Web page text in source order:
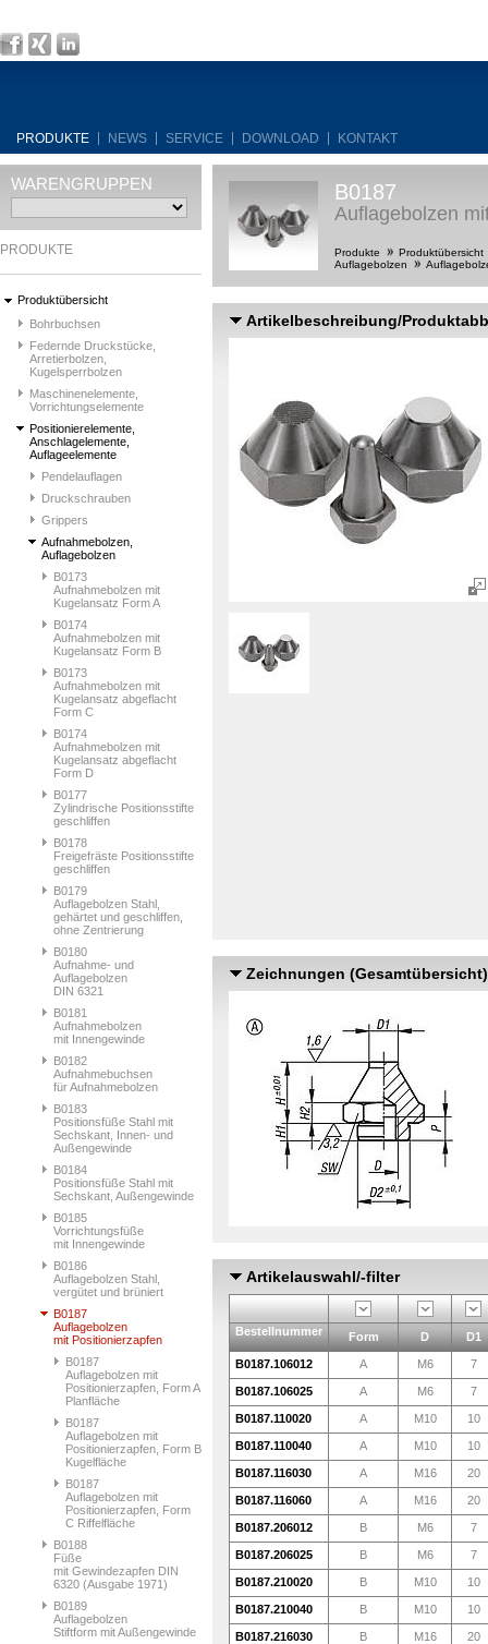
PRODUKTE NEWS SERVICE DOWNLOAD KONTAKT
WARENGRUPPEN
PRODUKTE
Produktübersicht
Bohrbuchsen
Federnde Druckstücke,
Arretierbolzen,
Kugelsperrbolzen
Maschinenelemente,
Vorrichtungselemente
Positionierelemente,
Anschlagelemente,
Auflageelemente
Pendelauflagen
Druckschrauben
Grippers
Aufnahmebolzen,
Auflagebolzen
B0173
Aufnahmebolzen mit
Kugelansatz Form A
B0174
Aufnahmebolzen mit
Kugelansatz Form B
B0173
Aufnahmebolzen mit
Kugelansatz abgeflacht
Form C
B0174
Aufnahmebolzen mit
Kugelansatz abgeflacht
Form D
B0177
Zylindrische Positionsstifte
geschliffen
B0178
Freigefräste Positionsstifte
geschliffen
B0179
Auflagebolzen Stahl,
gehärtet und geschliffen,
ohne Zentrierung
B0180
Aufnahme- und
Auflagebolzen
DIN 6321
B0181
Aufnahmebolzen
mit Innengewinde
B0182
Aufnahmebuchsen
für Aufnahmebolzen
B0183
Positionsfüße Stahl mit
Sechskant, Innen- und
Außengewinde
B0184
Positionsfüße Stahl mit
Sechskant, Außengewinde
B0185
Vorrichtungsfüße
mit Innengewinde
B0186
Auflagebolzen Stahl,
vergütet und brüniert
B0187
Auflagebolzen
mit Positionierzapfen
B0187
Auflagebolzen mit
Positionierzapfen, Form A
Planfläche
B0187
Auflagebolzen mit
Positionierzapfen, Form B
Kugelfläche
B0187
Auflagebolzen mit
Positionierzapfen, Form
C Riffelfläche
B0188
Füße
mit Gewindezapfen DIN
6320 (Ausgabe 1971)
B0189
Auflagebolzen
Stiftform mit Außengewinde
B0187
Auflagebolzen
Produkte
Produktübersicht
Auflagebolzen
Artikelbeschreibung/
Zeichnungen (Gesamtübersicht)
Artikelauswahl/-filter
Bestellnummer Form D D1
B0187.106012 A M6 7
B0187.106025 A M6 7
B0187.110020 A M10 10
B0187.110040 A M10 10
B0187.116030 A M16 20
B0187.116060 A M16 20
B0187.206012 B M6 7
B0187.206025 B M6 7
B0187.210020 B M10 10
B0187.210040 B M10 10
B0187.216030 B M16 20